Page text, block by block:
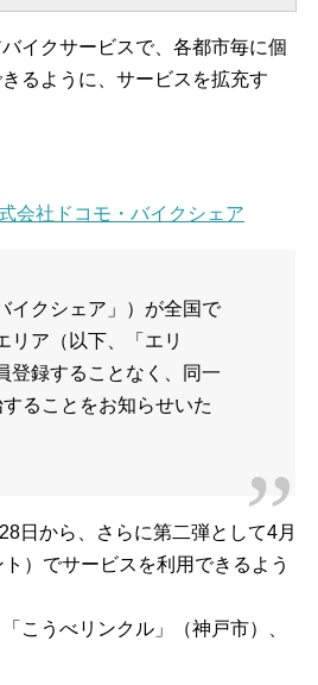
イクサービスで、各都市毎に個
るように、サービスを拡充す
会社ドコモ・バイクシェア
イクシェア」）が全国で
リア（以下、「エリ
登録することなく、同一
ることをお知らせいた
日から、さらに第二弾として4月
）でサービスを利用できるよう
こうべリンクル」（神戸市）、